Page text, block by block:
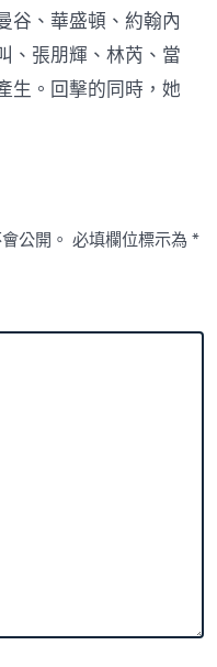
、華盛頓、約翰內
、張朋輝、林芮、當
生。回擊的同時，她
公開。 必填欄位標示為*